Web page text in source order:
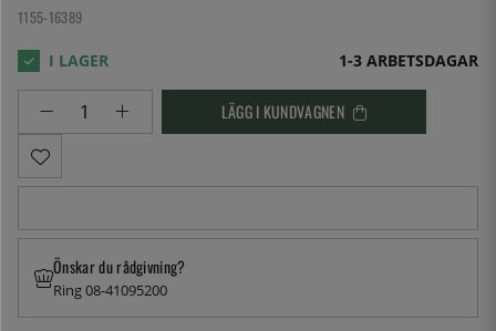
1155-16389
1-3 ARBETSDAGAR
LÄGG I KUNDVAGNEN
Önskar du rådgivning?
Ring 08-41095200